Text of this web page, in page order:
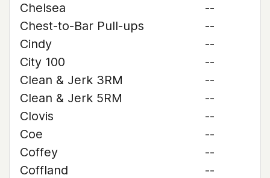
Chelsea
--
Chest-to-Bar Pull-ups
--
Cindy
--
City 100
--
Clean & Jerk 3RM
--
Clean & Jerk 5RM
--
Clovis
--
Coe
--
Coffey
--
Coffland
--